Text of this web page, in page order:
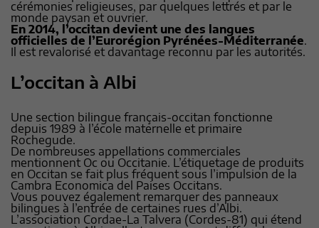
cérémonies religieuses, par quelques lettrés et par le
monde paysan et ouvrier.
En 2014, l’occitan devient une des langues
officielles de l’Eurorégion Pyrénées-Méditerranée.
Il est revalorisé et davantage reconnu par les autorités.
L’occitan à Albi
Une section bilingue français-occitan fonctionne
depuis 1989 à l’école maternelle et primaire
Rochegude.
De nombreuses appellations commerciales
mentionnent Oc ou Occitanie. L’étiquetage de produits
en Occitan se fait plus fréquent sous l’impulsion de la
Cambra Economica del Paises Occitans.
Vous pouvez également remarquer des panneaux
bilingues à l’entrée de certaines rues d’Albi.
L’association Cordae-La Talvera (Cordes-81) qui étend